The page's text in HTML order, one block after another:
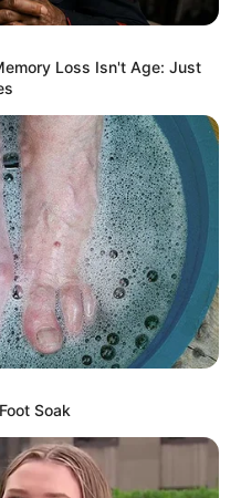
o benefício.
Loss Isn't Age: Just
Soak